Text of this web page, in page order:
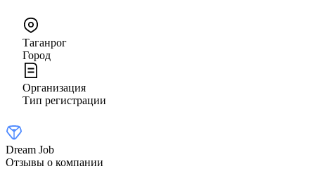
Таганрог
Город
Организация
Тип регистрации
Dream Job
Отзывы о компании